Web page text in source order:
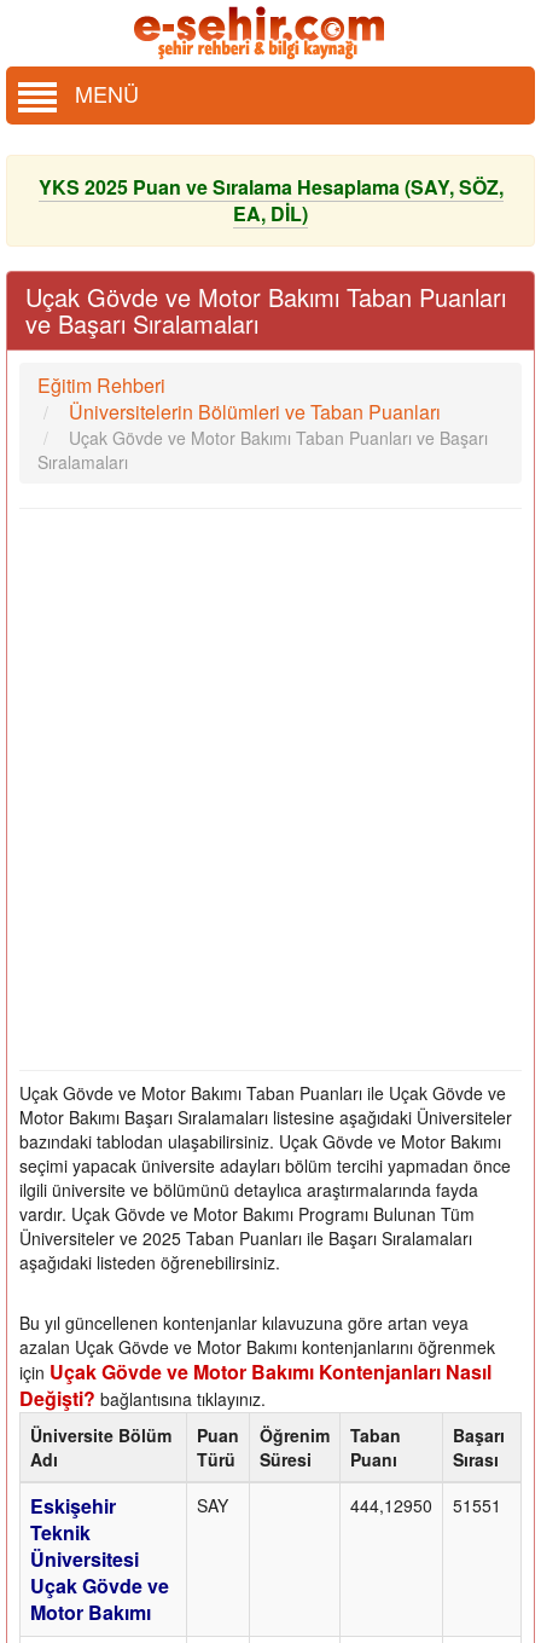
MENÜ
YKS 2025 Puan ve Sıralama Hesaplama (SAY, SÖZ,
EA, DİL)
Uçak Gövde ve Motor Bakımı Taban Puanları
ve Başarı Sıralamaları
Eğitim Rehberi
Üniversitelerin Bölümleri ve Taban Puanları
Uçak Gövde ve Motor Bakımı Taban Puanları ve Başarı
Sıralamaları
Uçak Gövde ve Motor Bakımı Taban Puanları ile Uçak Gövde ve
Motor Bakımı Başarı Sıralamaları listesine aşağıdaki Üniversiteler
bazındaki tablodan ulaşabilirsiniz. Uçak Gövde ve Motor Bakımı
seçimi yapacak üniversite adayları bölüm tercihi yapmadan önce
ilgili üniversite ve bölümünü detaylıca araştırmalarında fayda
vardır. Uçak Gövde ve Motor Bakımı Programı Bulunan Tüm
Üniversiteler ve 2025 Taban Puanları ile Başarı Sıralamaları
aşağıdaki listeden öğrenebilirsiniz.
Bu yıl güncellenen kontenjanlar kılavuzuna göre artan veya
azalan Uçak Gövde ve Motor Bakımı kontenjanlarını öğrenmek
için Uçak Gövde ve Motor Bakımı Kontenjanları Nasıl
Değişti? bağlantısına tıklayınız.
Üniversite Bölüm
Adı
Puan
Türü
Öğrenim
Süresi
Taban
Puanı
Başarı
Sırası
Eskişehir
Teknik
Üniversitesi
Uçak Gövde ve
Motor Bakımı
SAY 444,12950 51551